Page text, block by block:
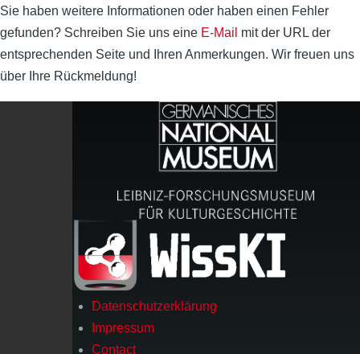
Sie haben weitere Informationen oder haben einen Fehler
gefunden? Schreiben Sie uns eine E-Mail mit der URL der
entsprechenden Seite und Ihren Anmerkungen. Wir freuen uns
über Ihre Rückmeldung!
FooterDatenschutzerklärung
Impressum
Contact